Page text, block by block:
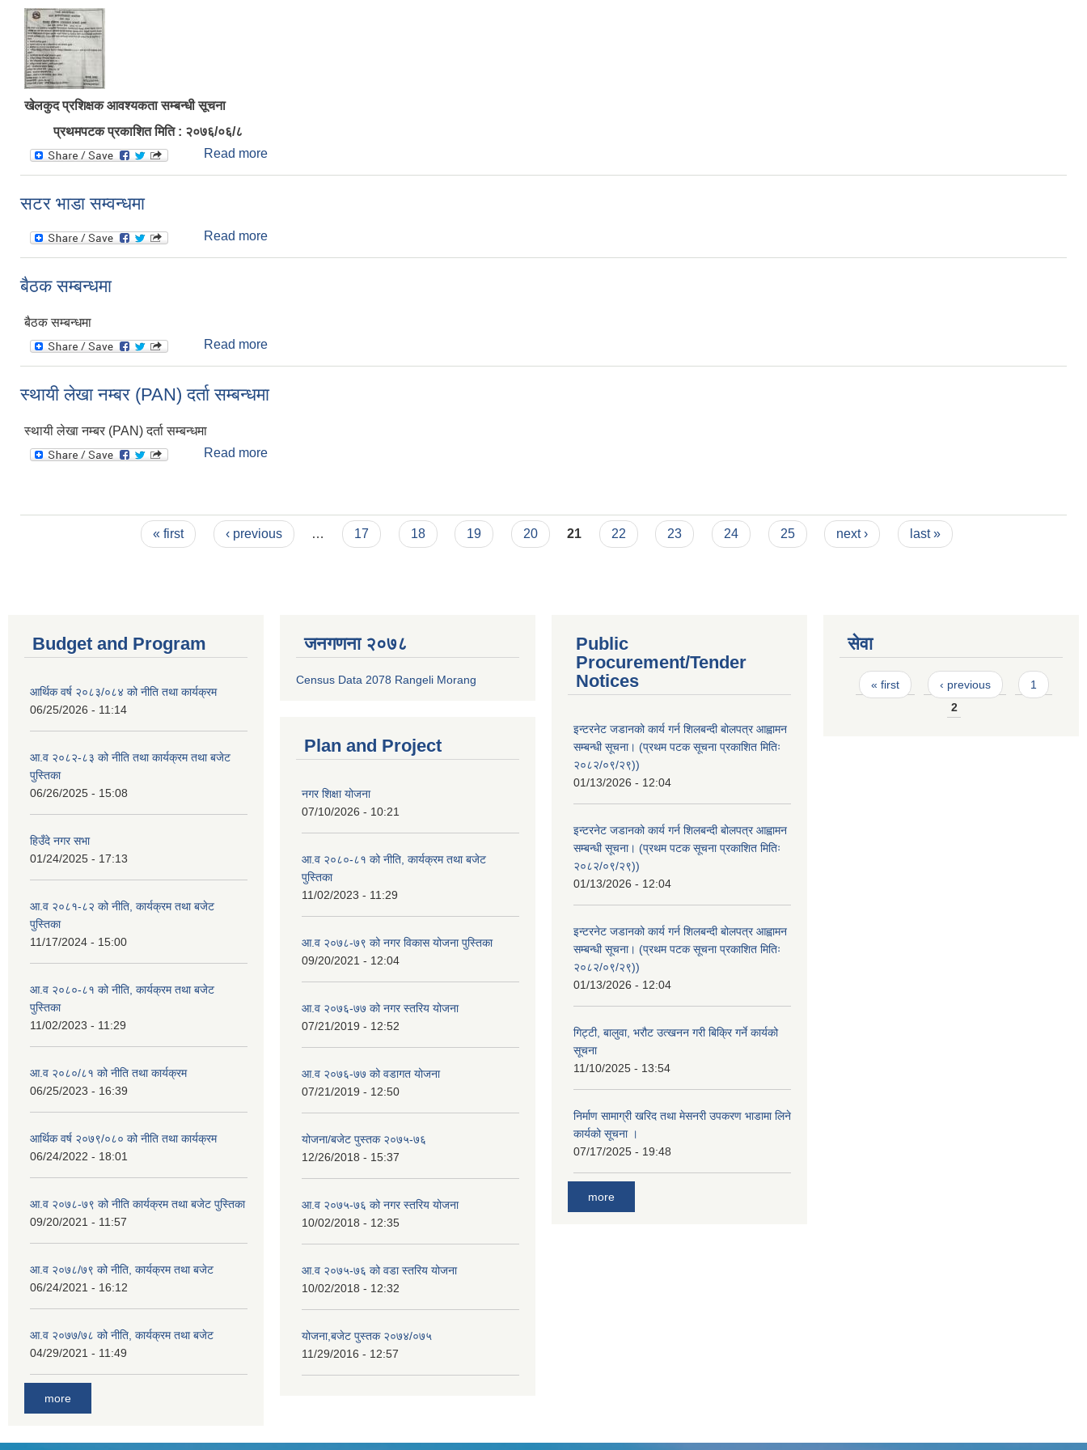
खेलकुद प्रशिक्षक आवश्यकता सम्बन्धी सूचना
प्रथमपटक प्रकाशित मिति : २०७६/०६/८
Read more
सटर भाडा सम्वन्धमा
Read more
बैठक सम्बन्धमा
बैठक सम्बन्धमा
Read more
स्थायी लेखा नम्बर (PAN) दर्ता सम्बन्धमा
स्थायी लेखा नम्बर (PAN) दर्ता सम्बन्धमा
Read more
« first ‹ previous … 17 18 19 20 21 22 23 24 25 next › last »
Budget and Program
आर्थिक वर्ष २०८३/०८४ को नीति तथा कार्यक्रम
06/25/2026 - 11:14
आ.व २०८२-८३ को नीति तथा कार्यक्रम तथा बजेट
पुस्तिका
06/26/2025 - 15:08
हिउँदे नगर सभा
01/24/2025 - 17:13
आ.व २०८१-८२ को नीति, कार्यक्रम तथा बजेट
पुस्तिका
11/17/2024 - 15:00
आ.व २०८०-८१ को नीति, कार्यक्रम तथा बजेट
पुस्तिका
11/02/2023 - 11:29
आ.व २०८०/८१ को नीति तथा कार्यक्रम
06/25/2023 - 16:39
आर्थिक वर्ष २०७९/०८० को नीति तथा कार्यक्रम
06/24/2022 - 18:01
आ.व २०७८-७९ को नीति कार्यक्रम तथा बजेट पुस्तिका
09/20/2021 - 11:57
आ.व २०७८/७९ को नीति, कार्यक्रम तथा बजेट
06/24/2021 - 16:12
आ.व २०७७/७८ को नीति, कार्यक्रम तथा बजेट
04/29/2021 - 11:49
more
जनगणना २०७८
Census Data 2078 Rangeli Morang
Plan and Project
नगर शिक्षा योजना
07/10/2026 - 10:21
आ.व २०८०-८१ को नीति, कार्यक्रम तथा बजेट
पुस्तिका
11/02/2023 - 11:29
आ.व २०७८-७९ को नगर विकास योजना पुस्तिका
09/20/2021 - 12:04
आ.व २०७६-७७ को नगर स्तरिय योजना
07/21/2019 - 12:52
आ.व २०७६-७७ को वडागत योजना
07/21/2019 - 12:50
योजना/बजेट पुस्तक २०७५-७६
12/26/2018 - 15:37
आ.व २०७५-७६ को नगर स्तरिय योजना
10/02/2018 - 12:35
आ.व २०७५-७६ को वडा स्तरिय योजना
10/02/2018 - 12:32
योजना,बजेट पुस्तक २०७४/०७५
11/29/2016 - 12:57
Public
Procurement/Tender
Notices
इन्टरनेट जडानको कार्य गर्न शिलबन्दी बोलपत्र आह्वामन
सम्बन्धी सूचना। (प्रथम पटक सूचना प्रकाशित मितिः
२०८२/०९/२९))
01/13/2026 - 12:04
इन्टरनेट जडानको कार्य गर्न शिलबन्दी बोलपत्र आह्वामन
सम्बन्धी सूचना। (प्रथम पटक सूचना प्रकाशित मितिः
२०८२/०९/२९))
01/13/2026 - 12:04
इन्टरनेट जडानको कार्य गर्न शिलबन्दी बोलपत्र आह्वामन
सम्बन्धी सूचना। (प्रथम पटक सूचना प्रकाशित मितिः
२०८२/०९/२९))
01/13/2026 - 12:04
गिट्टी, बालुवा, भरौट उत्खनन गरी बिक्रि गर्ने कार्यको
सूचना
11/10/2025 - 13:54
निर्माण सामाग्री खरिद तथा मेसनरी उपकरण भाडामा लिने
कार्यको सूचना ।
07/17/2025 - 19:48
more
सेवा
Pages
« first ‹ previous
1
2